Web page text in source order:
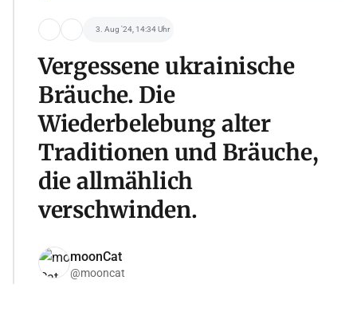
3. Aug '24, 14:34 Uhr
Vergessene ukrainische
Bräuche. Die
Wiederbelebung alter
Traditionen und Bräuche,
die allmählich
verschwinden.
moonCat
@mooncat